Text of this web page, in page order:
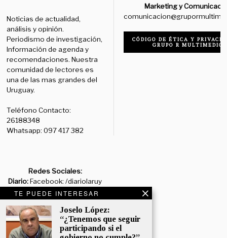
TE PUEDE INTERESAR
Joselo López:
“¿Tenemos que seguir
participando si el
Noticias de actualidad,
análisis y opinión.
Periodismo de investigación,
Información de agenda y
recomendaciones. Nuestra
comunidad de lectores es
una de las mas grandes del
Uruguay.
Teléfono Contacto:
26188348
Whatsapp: 097 417 382
Marketing y
CÓDIGO DE ÉTICA Y
GRUPO R MULTIMEDIO
Redes Sociales:
Diario:Facebook: /diariolaruy
- X: @diariolaruy - Instagram:
@diariolar_uy
Departamento Comercial:
comercial@grupormultimedio.com